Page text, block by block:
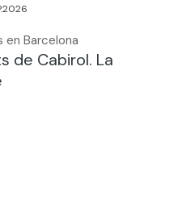
en Barcelona
de Cabirol. La